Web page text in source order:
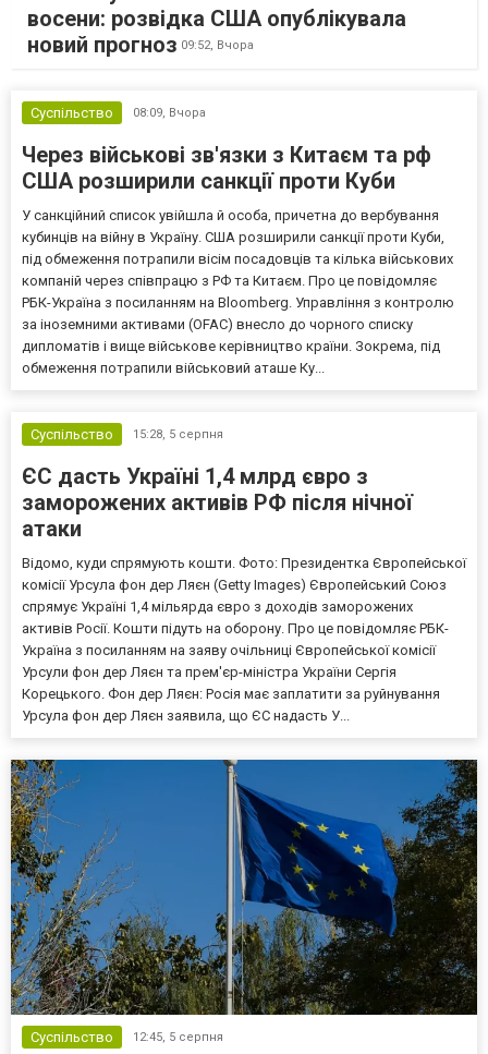
восени: розвідка США опублікувала
новий прогноз 09:52, Вчора
Суспільство 08:09, Вчора
Через військові зв'язки з Китаєм та рф
США розширили санкції проти Куби
У санкційний список увійшла й особа, причетна до вербування
кубинців на війну в Україну. США розширили санкції проти Куби,
під обмеження потрапили вісім посадовців та кілька військових
компаній через співпрацю з РФ та Китаєм. Про це повідомляє
РБК-Україна з посиланням на Bloomberg. Управління з контролю
за іноземними активами (OFAC) внесло до чорного списку
дипломатів і вище військове керівництво країни. Зокрема, під
обмеження потрапили військовий аташе Ку...
Суспільство 15:28, 5 серпня
ЄС дасть Україні 1,4 млрд євро з
заморожених активів РФ після нічної
атаки
Відомо, куди спрямують кошти. Фото: Президентка Європейської
комісії Урсула фон дер Ляєн (Getty Images) Європейський Союз
спрямує Україні 1,4 мільярда євро з доходів заморожених
активів Росії. Кошти підуть на оборону. Про це повідомляє РБК-
Україна з посиланням на заяву очільниці Європейської комісії
Урсули фон дер Ляєн та прем'єр-міністра України Сергія
Корецького. Фон дер Ляєн: Росія має заплатити за руйнування
Урсула фон дер Ляєн заявила, що ЄС надасть У...
Суспільство 12:45, 5 серпня